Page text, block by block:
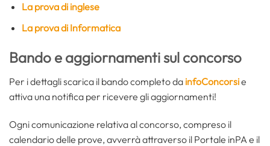
La prova di inglese
La prova di Informatica
Bando e aggiornamenti sul concorso
Per i dettagli scarica il bando completo da infoConcorsie
attiva una notifica per ricevere gli aggiornamenti!
Ogni comunicazione relativa al concorso, compreso il
calendario delle prove, avverrà attraverso il Portale inPA e il